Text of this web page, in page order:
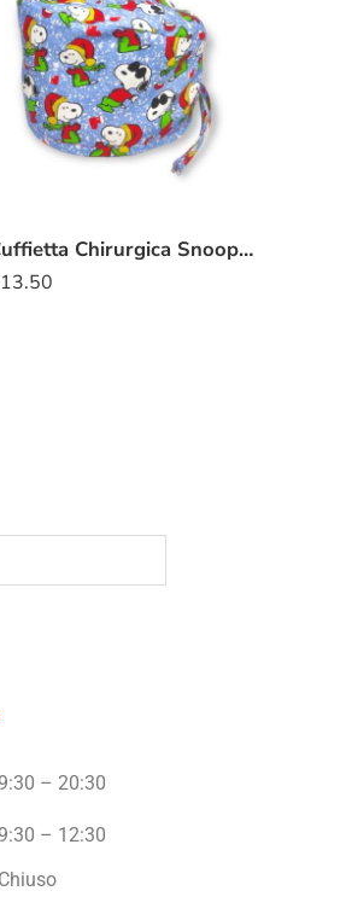
Cuffietta Chirurgica Snoopy natalizia azzurro
13.50
9:30 – 20:30
9:30 – 12:30
Chiuso